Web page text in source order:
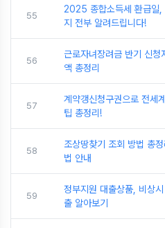
55
2025 종합소득세 환급일,
지 전부 알려드립니다!
56
근로자녀장려금 반기 신
액 총정리
57
계약갱신청구권으로 전세
팁 총정리!
58
조상땅찾기 조회 방법 총
법 안내
59
정부지원 대출상품, 비상
출 알아보기